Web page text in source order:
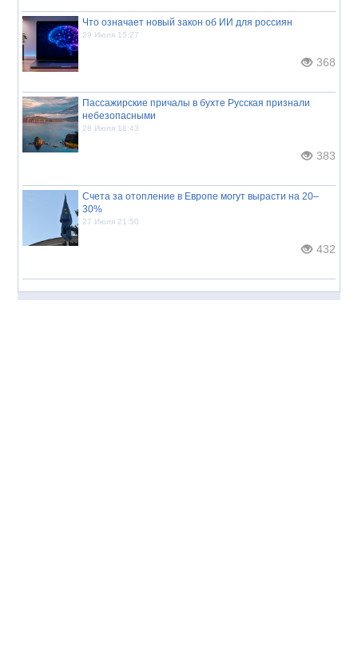
Что означает новый закон об ИИ для россиян
29 Июля 15:27
368
Пассажирские причалы в бухте Русская признали
небезопасными
28 Июля 18:43
383
Счета за отопление в Европе могут вырасти на 20–
30%
27 Июля 21:50
432